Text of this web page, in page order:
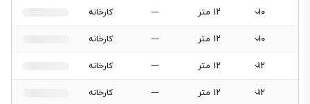
10 12 متر — کارخانه
10 12 متر — کارخانه
12 12 متر — کارخانه
12 12 متر — کارخانه